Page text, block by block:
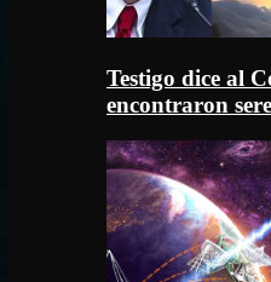
Testigo dice al
encontraron